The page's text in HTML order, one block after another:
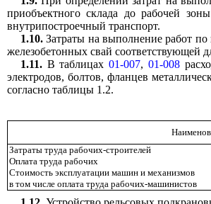
приобъектного склада до рабочей
внутрипостроечный транспорт.
1.10.Затраты на выполнение работ
железобетонных свай соответствующей
1.11.В таблицах01-007,01-008
электродов, болтов, фланцев
согласно таблицы 1.2.
Затраты труда рабочих-строителей
Оплата труда рабочих
Стоимость эксплуатации машин и механизмов
в том числе оплата труда рабочих-машинистов